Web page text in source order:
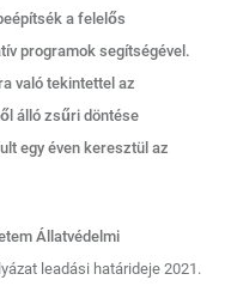
a felelős
programok segítségével.
való tekintettel az
álló zsűri döntése
egy éven keresztül az
Állatvédelmi
leadási határideje 2021.